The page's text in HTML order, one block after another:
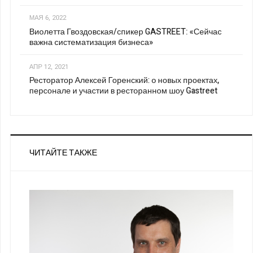
МАЯ 6, 2022
Виолетта Гвоздовская/спикер GASTREET: «Сейчас
важна систематизация бизнеса»
АПР 12, 2021
Ресторатор Алексей Горенский: о новых проектах,
персонале и участии в ресторанном шоу Gastreet
ЧИТАЙТЕ ТАКЖЕ